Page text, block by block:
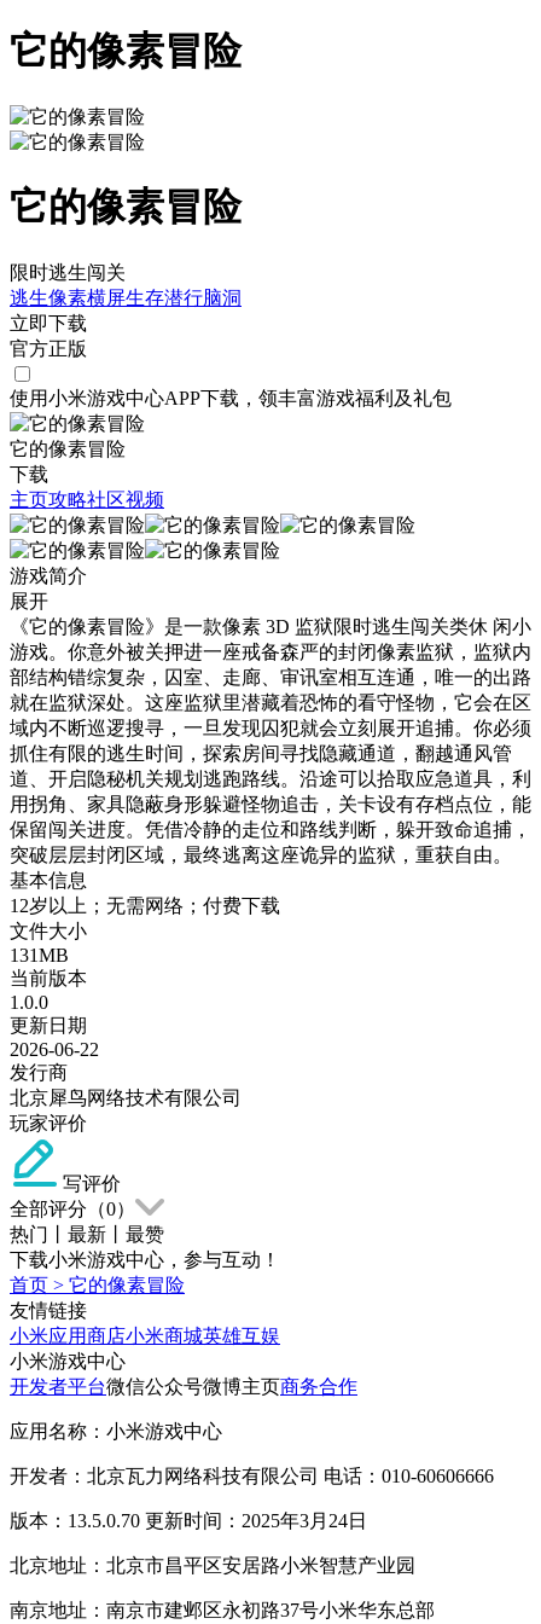
它的像素冒险
它的像素冒险
限时逃生闯关
逃生像素横屏生存潜行脑洞
立即下载
官方正版
使用小米游戏中心APP下载 ，领丰富游戏福利 及礼包
它的像素冒险
下载
主页攻略社区视频
游戏简介
展开
《它的像素冒险》是一款像素 3D 监狱限时逃生闯关类休 闲小
游戏。你意外被关押进一座戒备森严的封闭像素监狱，监狱内
部结构错综复杂，囚室、走廊、审讯室相互连通，唯一的出路
就在监狱深处。这座监狱里潜藏着恐怖的看守怪物，它会在区
域内不断巡逻搜寻，一旦发现囚犯就会立刻展开追捕。你必须
抓住有限的逃生时间，探索房间寻找隐藏通道，翻越通风管
道、开启隐秘机关规划逃跑路线。沿途可以拾取应急道具，利
用拐角、家具隐蔽身形躲避怪物追击，关卡设有存档点位，能
保留闯关进度。凭借冷静的走位和路线判断，躲开致命追捕，
突破层层封闭区域，最终逃离这座诡异的监狱，重获自由。
基本信息
12岁以上；无需网络；付费下载
文件大小
131MB
当前版本
1.0.0
更新日期
2026-06-22
发行商
北京犀鸟网络技术有限公司
玩家评价
写评价
全部评分（0）
热门
最新
最赞
下载小米游戏中心，参与互动！
首页 > 它的像素冒险
友情链接
小米应用商店小米商城英雄互娱
小米游戏中心
开发者平台微信公众号微博主页商务合作
应用名称：小米游戏中心
开发者：北京瓦力网络科技有限公司 电话：010-60606666
版本：13.5.0.70 更新时间：2025年3月24日
北京地址：北京市昌平区安居路小米智慧产业园
南京地址：南京市建邺区永初路37号小米华东总部